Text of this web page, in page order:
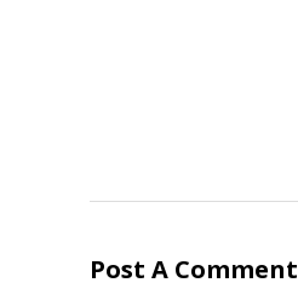
Post A Comment